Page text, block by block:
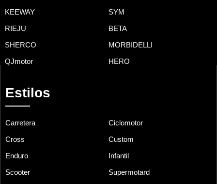
KEEWAY SYM
RIEJU BETA
SHERCO MORBIDELLI
QJmotor HERO
Estilos
Carretera Ciclomotor
Cross Custom
Enduro Infantil
Scooter Supermotard